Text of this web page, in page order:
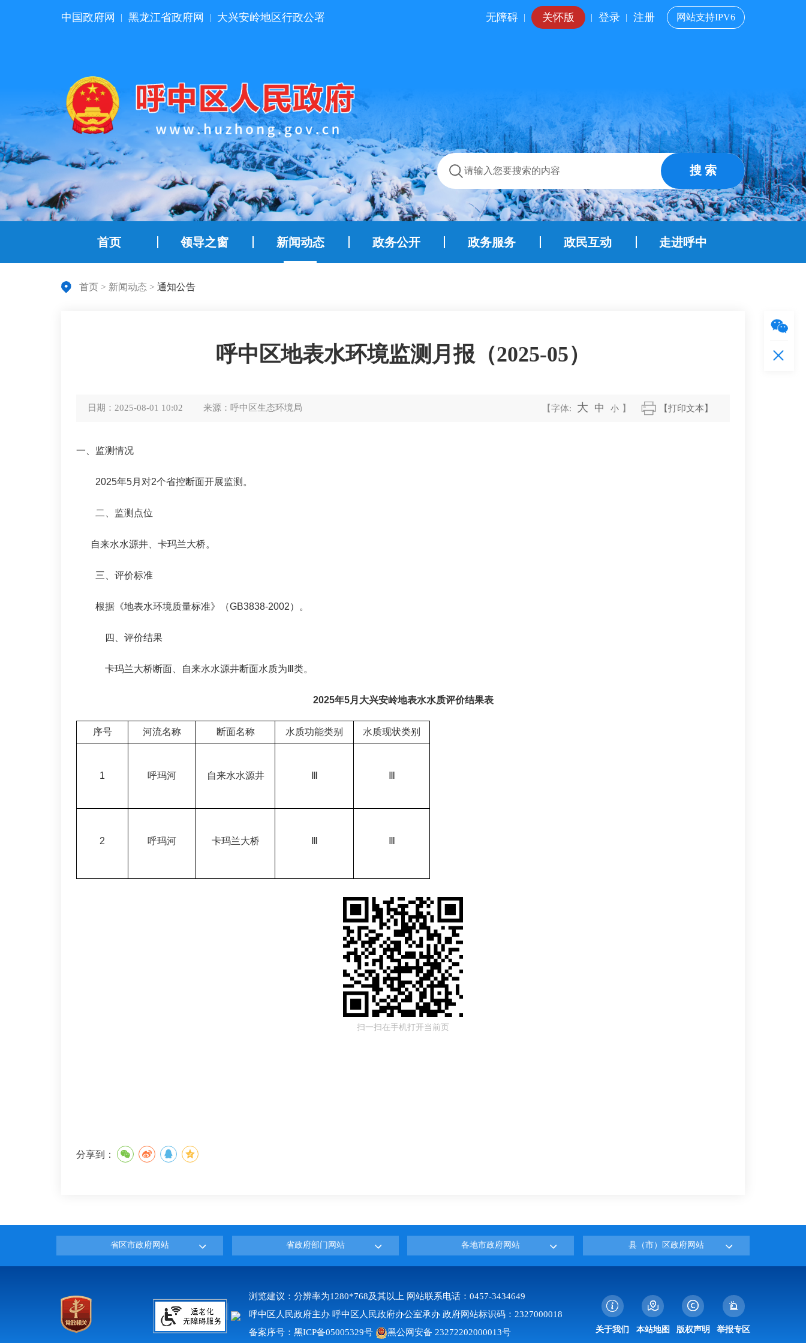
中国政府网 | 黑龙江省政府网 | 大兴安岭地区行政公署 无障碍 | 关怀版 | 登录 | 注册 网站支持IPV6
搜 索
首页 领导之窗 新闻动态 政务公开 政务服务 政民互动 走进呼中
首页 > 新闻动态 > 通知公告
呼中区地表水环境监测月报（2025-05）
日期： 2025-08-01 10:02 来源： 呼中区生态环境局 【字体: 大 中 小 】 【打印文本】
一、监测情况
2025年5月对2个省控断面开展监测。
二、监测点位
自来水水源井、卡玛兰大桥。
三、评价标准
根据《地表水环境质量标准》（GB3838-2002）。
四、评价结果
卡玛兰大桥断面、自来水水源井断面水质为Ⅲ类。
2025年5月大兴安岭地表水水质评价结果表
序号 河流名称 断面名称 水质功能类别 水质现状类别
1 呼玛河 自来水水源井
2 呼玛河 卡玛兰大桥
扫一扫在手机打开当前页
分享到：
省区市政府网站 省政府部门网站 各地市政府网站 县（市）区政府网站
浏览建议：分辨率为1280*768及其以上 网站联系电话：0457-3434649
呼中区人民政府主办 呼中区人民政府办公室承办 政府网站标识码：2327000018
备案序号： 黑ICP备05005329号 黑公网安备 23272202000013号 关于我们 本站地图 版权声明 举报专区